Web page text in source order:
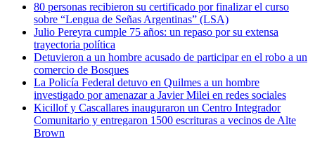
80 personas recibieron su certificado por finalizar el curso
sobre “Lengua de Señas Argentinas” (LSA)
Julio Pereyra cumple 75 años: un repaso por su extensa
trayectoria política
Detuvieron a un hombre acusado de participar en el robo a un
comercio de Bosques
La Policía Federal detuvo en Quilmes a un hombre
investigado por amenazar a Javier Milei en redes sociales
Kicillof y Cascallares inauguraron un Centro Integrador
Comunitario y entregaron 1500 escrituras a vecinos de Alte
Brown